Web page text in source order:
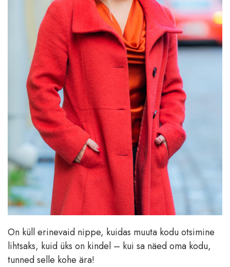
On küll erinevaid nippe, kuidas muuta kodu otsimine
lihtsaks, kuid üks on kindel – kui sa näed oma kodu,
tunned selle kohe ära!